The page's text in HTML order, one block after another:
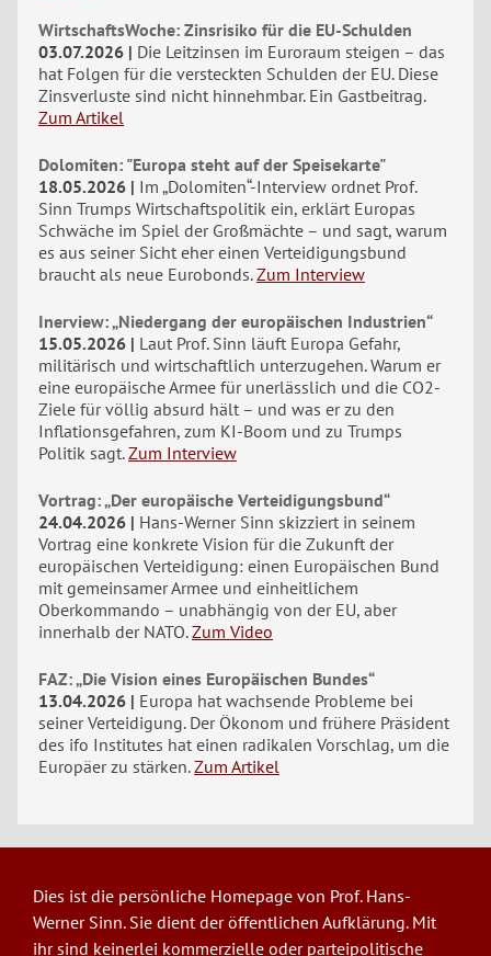
WirtschaftsWoche: Zinsrisiko für die EU-Schulden
03.07.2026
Die Leitzinsen im Euroraum steigen – das
hat Folgen für die versteckten Schulden der EU. Diese
Zinsverluste sind nicht hinnehmbar. Ein Gastbeitrag.
Zum Artikel
Dolomiten: "Europa steht auf der Speisekarte"
18.05.2026
Im „Dolomiten“-Interview ordnet Prof.
Sinn Trumps Wirtschaftspolitik ein, erklärt Europas
Schwäche im Spiel der Großmächte – und sagt, warum
es aus seiner Sicht eher einen Verteidigungsbund
braucht als neue Eurobonds. Zum Interview
Inerview: „Niedergang der europäischen Industrien“
15.05.2026
Laut Prof. Sinn läuft Europa Gefahr,
militärisch und wirtschaftlich unterzugehen. Warum er
eine europäische Armee für unerlässlich und die CO2-
Ziele für völlig absurd hält – und was er zu den
Inflationsgefahren, zum KI-Boom und zu Trumps
Politik sagt. Zum Interview
Vortrag: „Der europäische Verteidigungsbund“
24.04.2026
Hans-Werner Sinn skizziert in seinem
Vortrag eine konkrete Vision für die Zukunft der
europäischen Verteidigung: einen Europäischen Bund
mit gemeinsamer Armee und einheitlichem
Oberkommando – unabhängig von der EU, aber
innerhalb der NATO. Zum Video
FAZ: „Die Vision eines Europäischen Bundes“
13.04.2026
Europa hat wachsende Probleme bei
seiner Verteidigung. Der Ökonom und frühere Präsident
des ifo Institutes hat einen radikalen Vorschlag, um die
Europäer zu stärken. Zum Artikel
Dies ist die persönliche Homepage von Prof. Hans-
Werner Sinn. Sie dient der öffentlichen Aufklärung. Mit
ihr sind keinerlei kommerzielle oder parteipolitische